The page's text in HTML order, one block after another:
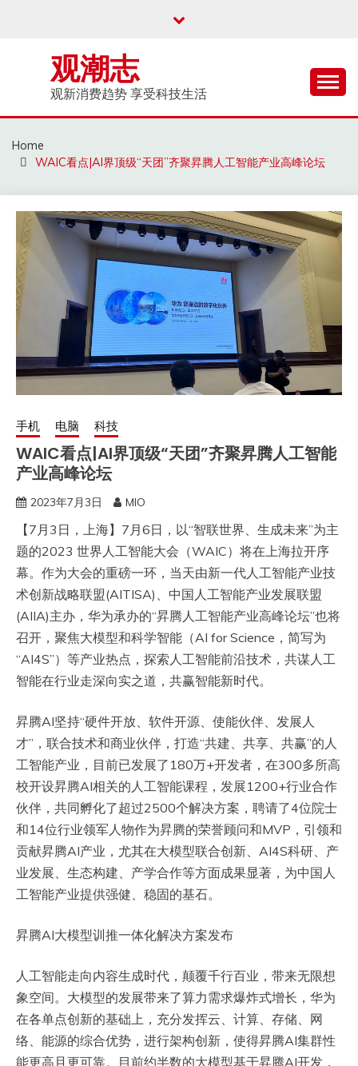
观潮志
观新消费趋势 享受科技生活
Home
WAIC看点|AI界顶级“天团”齐聚昇腾人工智能产业高峰论坛
手机 电脑 科技
WAIC看点|AI界顶级“天团”齐聚昇腾人工智能
产业高峰论坛
2023年7月3日 MIO
【7月3日，上海】7月6日，以“智联世界、生成未来”为主
题的2023 世界人工智能大会（WAIC）将在上海拉开序
幕。作为大会的重磅一环，当天由新一代人工智能产业技
术创新战略联盟(AITISA)、中国人工智能产业发展联盟
(AIIA)主办，华为承办的“昇腾人工智能产业高峰论坛”也将
召开，聚焦大模型和科学智能（AI for Science，简写为
“AI4S”）等产业热点，探索人工智能前沿技术，共谋人工
智能在行业走深向实之道，共赢智能新时代。
昇腾AI坚持“硬件开放、软件开源、使能伙伴、发展人
才”，联合技术和商业伙伴，打造“共建、共享、共赢”的人
工智能产业，目前已发展了180万+开发者，在300多所高
校开设昇腾AI相关的人工智能课程，发展1200+行业合作
伙伴，共同孵化了超过2500个解决方案，聘请了4位院士
和14位行业领军人物作为昇腾的荣誉顾问和MVP，引领和
贡献昇腾AI产业，尤其在大模型联合创新、AI4S科研、产
业发展、生态构建、产学合作等方面成果显著，为中国人
工智能产业提供强健、稳固的基石。
昇腾AI大模型训推一体化解决方案发布
人工智能走向内容生成时代，颠覆千行百业，带来无限想
象空间。大模型的发展带来了算力需求爆炸式增长，华为
在各单点创新的基础上，充分发挥云、计算、存储、网
络、能源的综合优势，进行架构创新，使得昇腾AI集群性
能更高且更可靠。目前约半数的大模型基于昇腾AI开发，